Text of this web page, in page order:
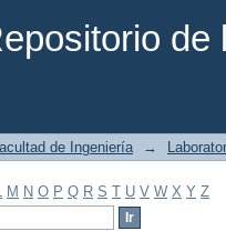
de
de Ingeniería →
M N O P Q R S T U V W X Y Z